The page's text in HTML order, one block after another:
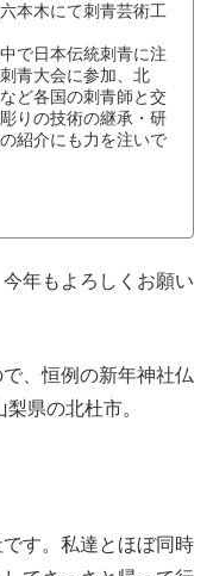
本木にて刺青芸術工
で日本伝統刺青に注
青大会に参加、北
ど各国の刺青師と交
りの技術の継承・研
紹介にも力を注いで
年もよろしくお願い
、恒例の新年神社仏
県の北杜市。
す。私達とほぼ同時